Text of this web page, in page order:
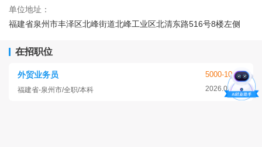
单位地址：
福建省泉州市丰泽区北峰街道北峰工业区北清东路516号8楼左侧
在招职位
外贸业务员
福建省-泉州市/全职/本科
5000-10000
2026.05.07